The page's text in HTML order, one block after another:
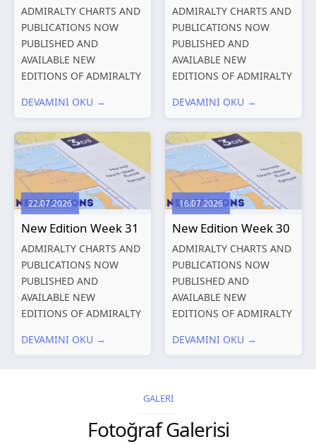
Hizmetlerimiz; gemi
işletmecileri, armatörler,
teknik yönetim şirketleri
ve denizcilik...
ADMIRALTY CHARTS AND
PUBLICATIONS NOW
PUBLISHED AND
AVAILABLE NEW
EDITIONS OF ADMIRALTY
PUBLICATIONS New
Charts published 13
August 2026 Chart
Title, limits
and other remarks
319
International chart
DEVAMINI OKU →
ADMIRALTY CHARTS AND
PUBLICATIONS NOW
PUBLISHED AND
AVAILABLE NEW
EDITIONS OF ADMIRALTY
PUBLICATIONS New
Charts published 06
August 2026 Chart Title,
limits and other remarks
1602 China – Chang...
DEVAMINI OKU →
22.07.2026
New Edition Week 31
ADMIRALTY CHARTS AND
PUBLICATIONS NOW
PUBLISHED AND
AVAILABLE NEW
EDITIONS OF ADMIRALTY
PUBLICATIONS New
remarks 127 Korea
DEVAMINI OKU →
16.07.2026
New Edition Week 30
ADMIRALTY CHARTS AND
PUBLICATIONS NOW
PUBLISHED AND
AVAILABLE NEW
EDITIONS OF ADMIRALTY
PUBLICATIONS New
2026 Chart
Title, limits and other
remarks 67 Gulf of...
DEVAMINI OKU →
GALERİ
Fotoğraf Galerisi